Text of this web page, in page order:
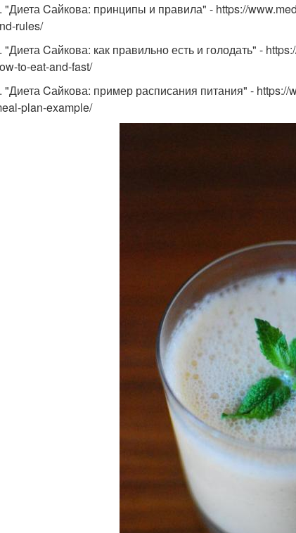
"Диета Cайкова: принципы и правила" - https://
rules/
"Диета Cайкова: как правильно есть и голодать" -
to-eat-and-fast/
"Диета Cайкова: пример расписания питания" -
plan-example/